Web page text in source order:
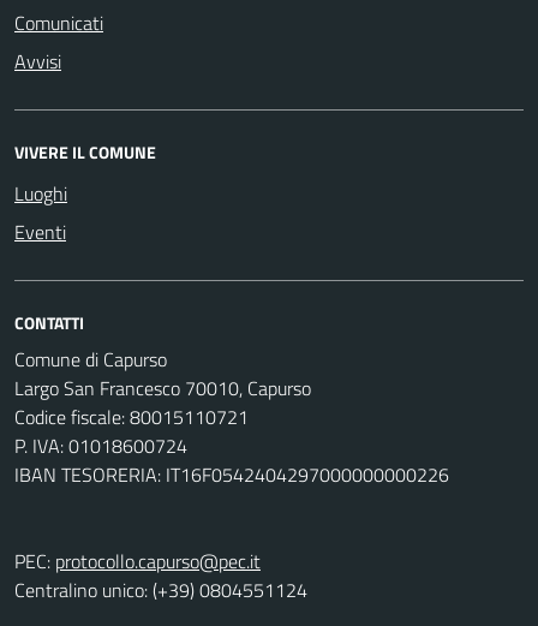
Comunicati
Avvisi
VIVERE IL COMUNE
Luoghi
Eventi
CONTATTI
Comune di Capurso
Largo San Francesco 70010, Capurso
Codice fiscale: 80015110721
P. IVA: 01018600724
IBAN TESORERIA: IT16F0542404297000000000226
PEC: protocollo.capurso@pec.it
Centralino unico: (+39) 0804551124